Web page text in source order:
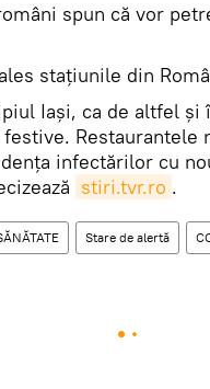
spun că vor
stațiunile din
Iași, ca de altfel și
Restaurantele
infectărilor cu
stiri.tvr.ro .
Stare de alertă